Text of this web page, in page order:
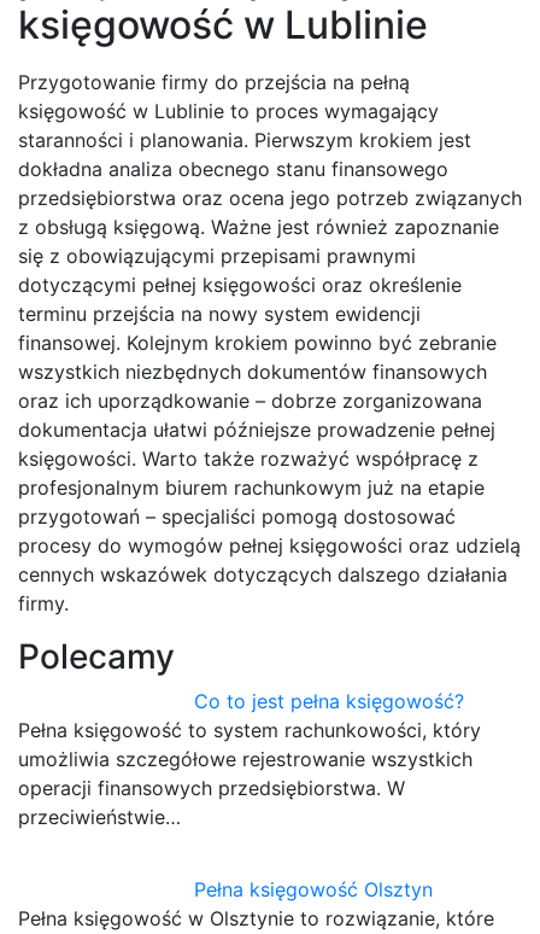
księgowość w Lublinie
Przygotowanie firmy do przejścia na pełną
księgowość w Lublinie to proces wymagający
staranności i planowania. Pierwszym krokiem jest
dokładna analiza obecnego stanu finansowego
przedsiębiorstwa oraz ocena jego potrzeb związanych
z obsługą księgową. Ważne jest również zapoznanie
się z obowiązującymi przepisami prawnymi
dotyczącymi pełnej księgowości oraz określenie
terminu przejścia na nowy system ewidencji
finansowej. Kolejnym krokiem powinno być zebranie
wszystkich niezbędnych dokumentów finansowych
oraz ich uporządkowanie – dobrze zorganizowana
dokumentacja ułatwi późniejsze prowadzenie pełnej
księgowości. Warto także rozważyć współpracę z
profesjonalnym biurem rachunkowym już na etapie
przygotowań – specjaliści pomogą dostosować
procesy do wymogów pełnej księgowości oraz udzielą
cennych wskazówek dotyczących dalszego działania
firmy.
Polecamy
Co to jest pełna księgowość?
Pełna księgowość to system rachunkowości, który
umożliwia szczegółowe rejestrowanie wszystkich
operacji finansowych przedsiębiorstwa. W
przeciwieństwie…
Pełna księgowość Olsztyn
Pełna księgowość w Olsztynie to rozwiązanie, które